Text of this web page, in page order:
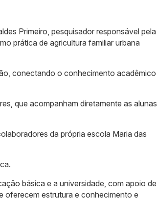
Primeiro, pesquisador responsável pela
prática de agricultura familiar urbana
conectando o conhecimento acadêmico
que acompanham diretamente as alunas
da própria escola Maria das
básica e a universidade, com apoio de
oferecem estrutura e conhecimento e